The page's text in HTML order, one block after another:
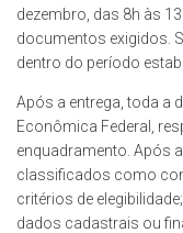
dezembro, das 8h às
documentos exigidos.
dentro do período
Após a entrega, toda a
Econômica Federal,
enquadramento. Após
classificados como
critérios de
dados cadastrais ou